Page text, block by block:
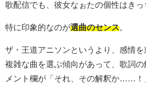
歌配信でも、彼女なぉたの個性はきっ
特に印象的なのが選曲のセンス
ザ・王道アニソンというより、感情を
複雑な曲を選ぶ傾向があって、歌詞の
メント欄が「それ、その解釈か……！